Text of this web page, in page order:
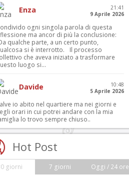
Enza
21:41
9 Aprile 2026
ogni singola parola di questa
ma ancor di più la conclusione:
qualche parte, a un certo punto,
si è interrotto. Il processo
che aveva iniziato a trasformare
luogo si...
Davide
10:48
5 Aprile 2026
io abito nel quartiere ma nei giorni e
orari in cui potrei andare con la mia
lo trovo sempre chiuso..
Hot Post
giorni 7 giorni Oggi / 24 ore